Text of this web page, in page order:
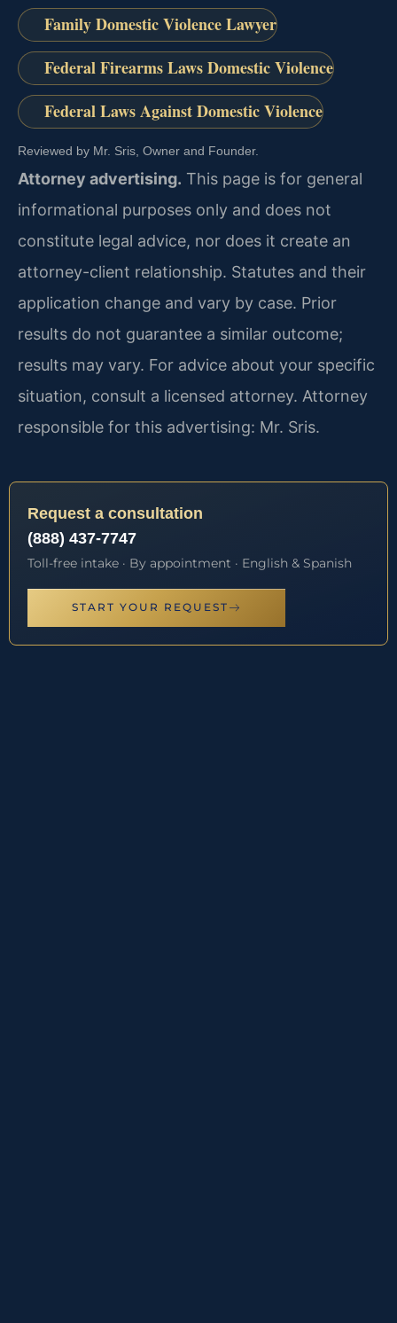
Family Domestic Violence Lawyer
Federal Firearms Laws Domestic Violence
Federal Laws Against Domestic Violence
Reviewed by Mr. Sris, Owner and Founder.
Attorney advertising. This page is for general
informational purposes only and does not
constitute legal advice, nor does it create an
attorney-client relationship. Statutes and their
application change and vary by case. Prior
results do not guarantee a similar outcome;
results may vary. For advice about your specific
situation, consult a licensed attorney. Attorney
responsible for this advertising: Mr. Sris.
Request a consultation
(888) 437-7747
Toll-free intake · By appointment · English & Spanish
START YOUR REQUEST